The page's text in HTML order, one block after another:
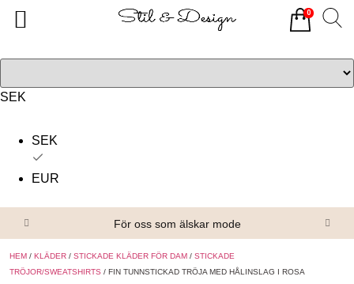
SEK
SEK
EUR
För oss som älskar mode
HEM / KLÄDER / STICKADE KLÄDER FÖR DAM / STICKADE
TRÖJOR/SWEATSHIRTS / FIN TUNNSTICKAD TRÖJA MED HÅLINSLAG I ROSA
0
Alla produkter
Om oss